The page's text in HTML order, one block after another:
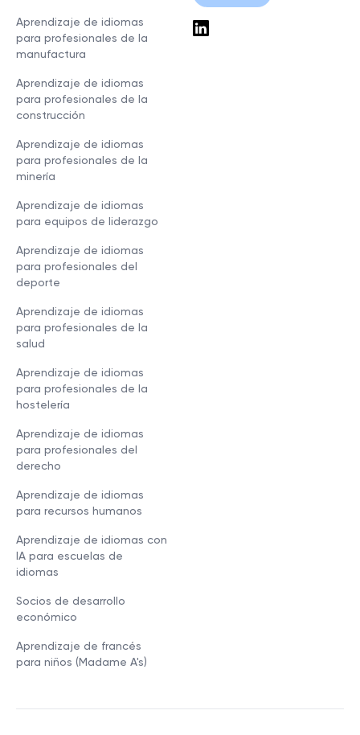
Aprendizaje de idiomas
para profesionales de la
manufactura
Aprendizaje de idiomas
para profesionales de la
construcción
Aprendizaje de idiomas
para profesionales de la
minería
Aprendizaje de idiomas
para equipos de liderazgo
Aprendizaje de idiomas
para profesionales del
deporte
Aprendizaje de idiomas
para profesionales de la
salud
Aprendizaje de idiomas
para profesionales de la
hostelería
Aprendizaje de idiomas
para profesionales del
derecho
Aprendizaje de idiomas
para recursos humanos
Aprendizaje de idiomas con
IA para escuelas de
idiomas
Socios de desarrollo
económico
Aprendizaje de francés
para niños (Madame A's)